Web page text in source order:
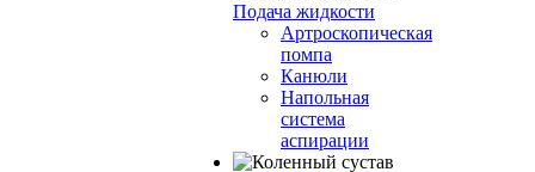
Подача жидкости
Артроскопическая
помпа
Канюли
Напольная
система
аспирации